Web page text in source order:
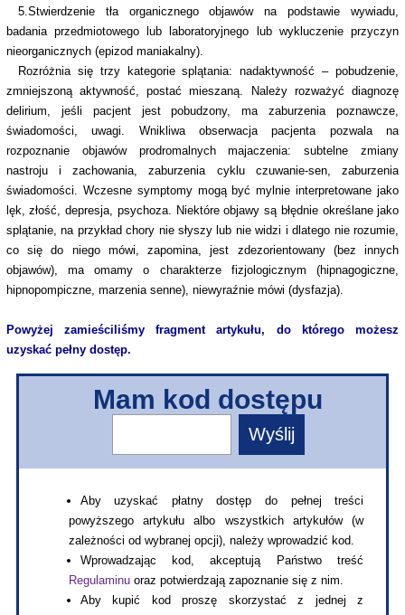
5.Stwierdzenie tła organicznego objawów na podstawie wywiadu,
badania przedmiotowego lub laboratoryjnego lub wykluczenie przyczyn
nieorganicznych (epizod maniakalny).
Rozróżnia się trzy kategorie splątania: nadaktywność – pobudzenie,
zmniejszoną aktywność, postać mieszaną. Należy rozważyć diagnozę
delirium, jeśli pacjent jest pobudzony, ma zaburzenia poznawcze,
świadomości, uwagi. Wnikliwa obserwacja pacjenta pozwala na
rozpoznanie objawów prodromalnych majaczenia: subtelne zmiany
nastroju i zachowania, zaburzenia cyklu czuwanie-sen, zaburzenia
świadomości. Wczesne symptomy mogą być mylnie interpretowane jako
lęk, złość, depresja, psychoza. Niektóre objawy są błędnie określane jako
splątanie, na przykład chory nie słyszy lub nie widzi i dlatego nie rozumie,
co się do niego mówi, zapomina, jest zdezorientowany (bez innych
objawów), ma omamy o charakterze fizjologicznym (hipnagogiczne,
hipnopompiczne, marzenia senne), niewyraźnie mówi (dysfazja).
Powyżej zamieściliśmy fragment artykułu, do którego możesz
uzyskać pełny dostęp.
Mam kod dostępu
Aby uzyskać płatny dostęp do pełnej treści
powyższego artykułu albo wszystkich artykułów (w
zależności od wybranej opcji), należy wprowadzić kod.
Wprowadzając kod, akceptują Państwo treść
Regulaminuoraz potwierdzają zapoznanie się z nim.
Aby kupić kod proszę skorzystać z jednej z